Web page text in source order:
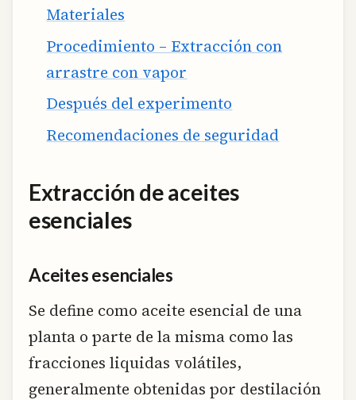
Materiales
Procedimiento – Extracción con
arrastre con vapor
Después del experimento
Recomendaciones de seguridad
Extracción de aceites
esenciales
Aceites esenciales
Se define como aceite esencial de una
planta o parte de la misma como las
fracciones liquidas volátiles,
generalmente obtenidas por destilación